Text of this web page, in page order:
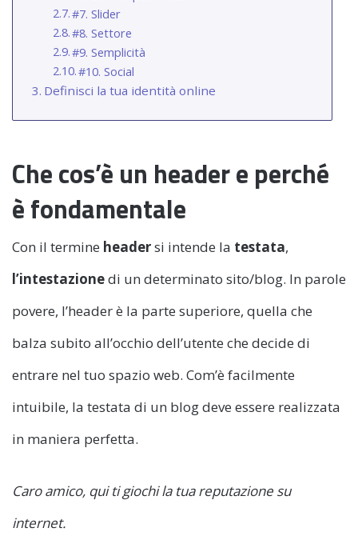
#7. Slider
#8. Settore
#9. Semplicità
#10. Social
Definisci la tua identità online
Che cos’è un header e perché
è fondamentale
Con il termine headersi intende la testata,
l’intestazionedi un determinato sito/blog. In parole
povere, l’header è la parte superiore, quella che
balza subito all’occhio dell’utente che decide di
entrare nel tuo spazio web. Com’è facilmente
intuibile, la testata di un blog deve essere realizzata
in maniera perfetta.
Caro amico, qui ti giochi la tua reputazione su
internet.